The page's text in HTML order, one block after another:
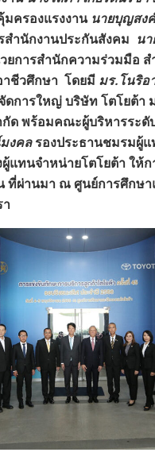
ครองแรงงานนายบุญสง
สํานักงานประกันสังคม น
ยการสำนักความร่วมมือ
าชีวศึกษา โดยมี มร.โนริอ
ดการใหญ่ บริษัท โตโยต้า
กัด พร้อมคณะผู้บริหารระดั
งคล รองประธานชมรมผู้
ผู้แทนจำหน่ายโตโยต้า ให้
ที่ผ่านมา ณ ศูนย์การศึกษา
า